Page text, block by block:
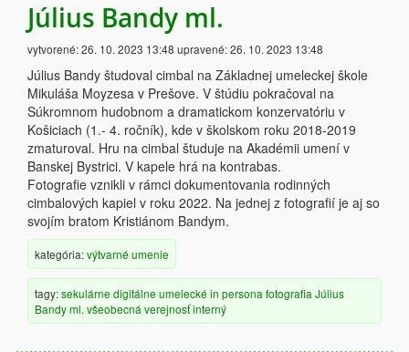
Július Bandy ml.
vytvorené:26. 10. 2023 13:48 upravené:26. 10. 2023 13:48
Július Bandy študoval cimbal na Základnej umeleckej škole
Mikuláša Moyzesa v Prešove. V štúdiu pokračoval na
Súkromnom hudobnom a dramatickom konzervatóriu v
Košiciach (1.- 4. ročník), kde v školskom roku 2018-2019
zmaturoval. Hru na cimbal študuje na Akadémii umení v
Banskej Bystrici. V kapele hrá na kontrabas.
Fotografie vznikli v rámci dokumentovania rodinných
cimbalových kapiel v roku 2022. Na jednej z fotografií je aj so
svojím bratom Kristiánom Bandym.
kategória:výtvarné umenie
tagy:sekulárne digitálne umelecké in persona fotografia Július
Bandy ml. všeobecná verejnosťinterný